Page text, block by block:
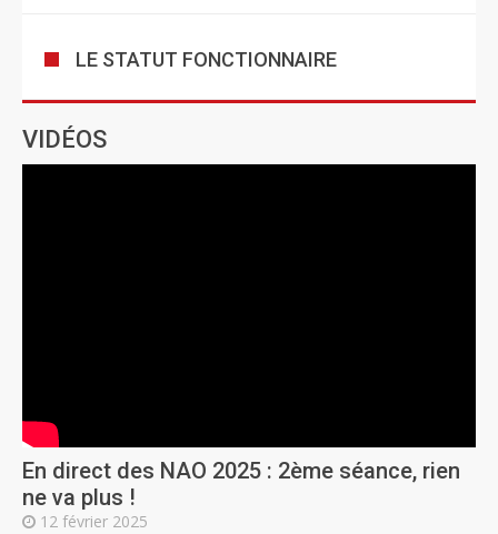
LE STATUT FONCTIONNAIRE
VIDÉOS
En direct des NAO 2025 : 2ème séance, rien
ne va plus !
12 février 2025